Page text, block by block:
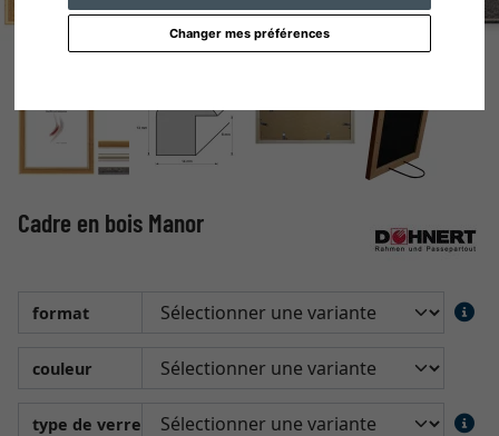
Changer mes préférences
Cadre en bois Manor
format
couleur
type de verre